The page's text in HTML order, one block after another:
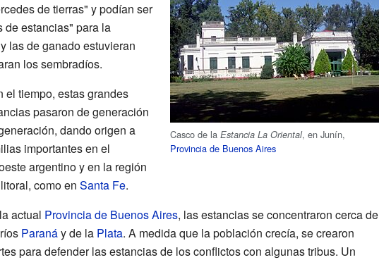
Casco de laEstancia La Oriental, en Junín,
Provincia de Buenos Aires
de tierras" y podían ser
de estancias" para la
las de ganado estuvieran
los sembradíos.
el tiempo, estas grandes
pasaron de generación
dando origen a
importantes en el
argentino y en la región
como en Santa Fe.
actual Provincia de Buenos Aires, las estancias se concentraron cerca de
Paranáy de la Plata. A medida que la población crecía, se crearon
para defender las estancias de los conflictos con algunas tribus. Un